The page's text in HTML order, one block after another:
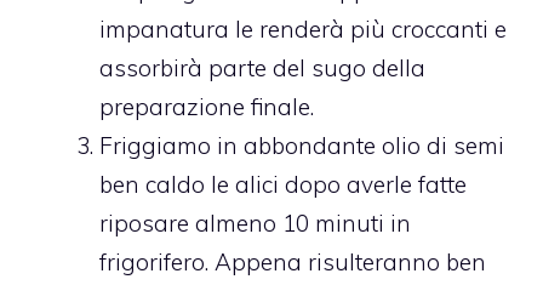
impanatura le renderà più croccanti e
assorbirà parte del sugo della
preparazione finale.
Friggiamo in abbondante olio di semi
ben caldo le alici dopo averle fatte
riposare almeno 10 minuti in
frigorifero. Appena risulteranno ben